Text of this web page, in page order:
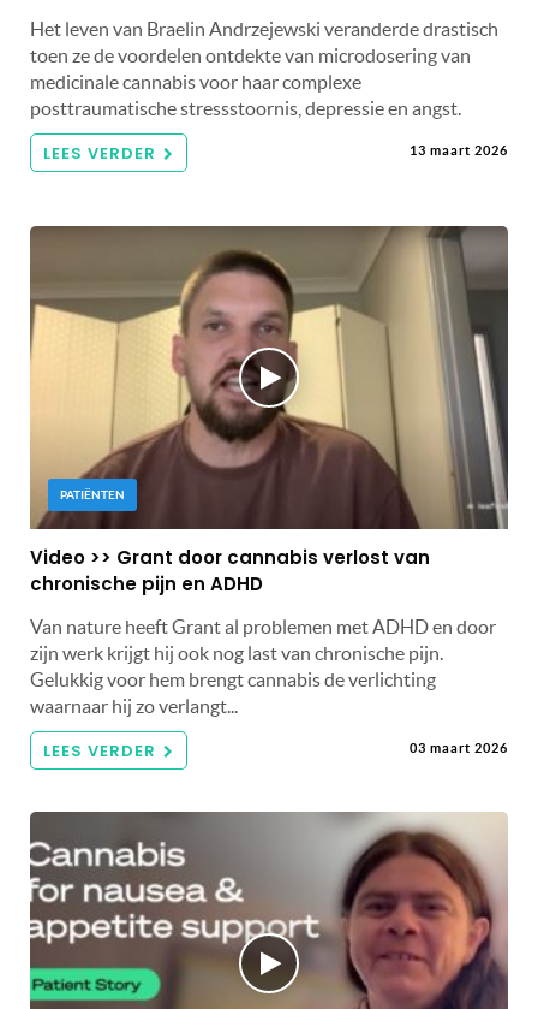
Het leven van Braelin Andrzejewski veranderde drastisch
toen ze de voordelen ontdekte van microdosering van
medicinale cannabis voor haar complexe
posttraumatische stressstoornis, depressie en angst.
LEES VERDER 13 maart 2026
PATIËNTEN
Video >> Grant door cannabis verlost van
chronische pijn en ADHD
Van nature heeft Grant al problemen met ADHD en door
zijn werk krijgt hij ook nog last van chronische pijn.
Gelukkig voor hem brengt cannabis de verlichting
waarnaar hij zo verlangt...
LEES VERDER 03 maart 2026